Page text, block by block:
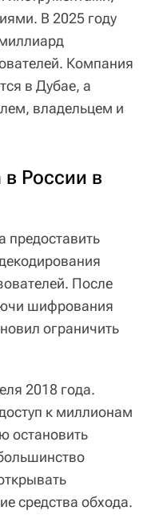
В 2025 году
Компания
в Дубае, а
владельцем и
в России в
предоставить
После
шифрования
ограничить
2018 года.
к миллионам
остановить
средства обхода.